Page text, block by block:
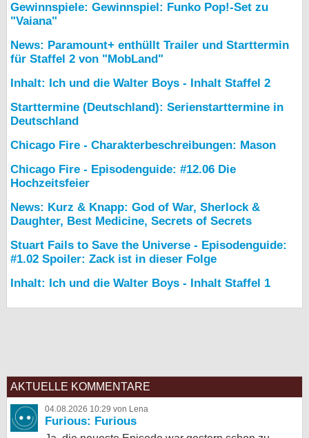
Gewinnspiele: Gewinnspiel: Funko Pop!-Set zu
"Vaiana"
News: Paramount+ enthüllt Trailer und Starttermin
für Staffel 2 von "MobLand"
Inhalt: Ich und die Walter Boys - Inhalt Staffel 2
Starttermine (Deutschland): Serienstarttermine in
Deutschland
Chicago Fire - Charakterbeschreibungen: Mason
Chicago Fire - Episodenguide: #12.06 Die
Hochzeitsfeier
News: Kurz & Knapp: God of War, Sherlock &
Daughter, Best Medicine, Secrets of Secrets
Stuart Fails to Save the Universe - Episodenguide:
#1.02 Spoiler: Zack ist in dieser Folge
Inhalt: Ich und die Walter Boys - Inhalt Staffel 1
AKTUELLE KOMMENTARE
04.08.2026 10:29 von Lena
Furious: Furious